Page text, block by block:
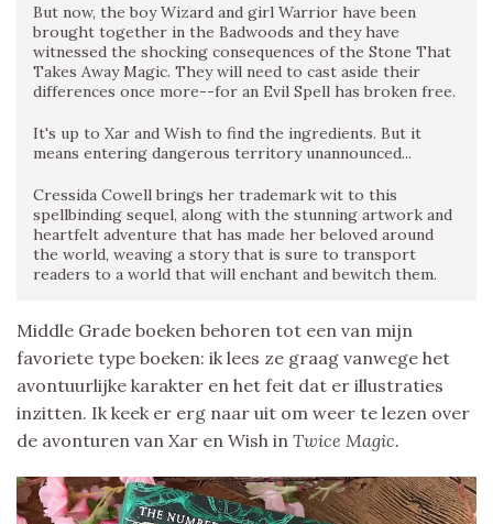
But now, the boy Wizard and girl Warrior have been
brought together in the Badwoods and they have
witnessed the shocking consequences of the Stone That
Takes Away Magic. They will need to cast aside their
differences once more--for an Evil Spell has broken free.
It's up to Xar and Wish to find the ingredients. But it
means entering dangerous territory unannounced...
Cressida Cowell brings her trademark wit to this
spellbinding sequel, along with the stunning artwork and
heartfelt adventure that has made her beloved around
the world, weaving a story that is sure to transport
readers to a world that will enchant and bewitch them.
Middle Grade boeken behoren tot een van mijn
favoriete type boeken: ik lees ze graag vanwege het
avontuurlijke karakter en het feit dat er illustraties
inzitten. Ik keek er erg naar uit om weer te lezen over
de avonturen van Xar en Wish in Twice Magic.